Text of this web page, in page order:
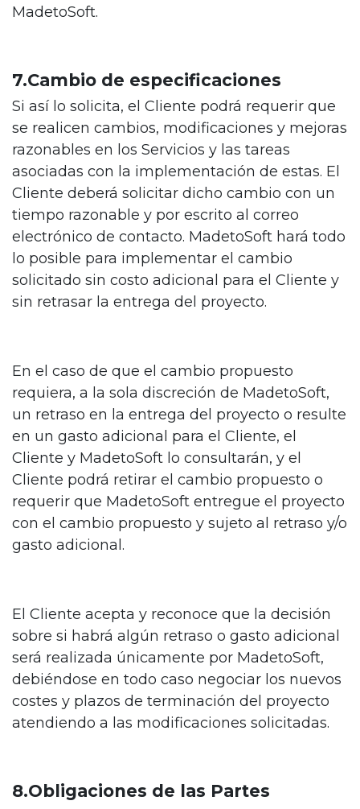
MadetoSoft.
7.Cambio de especificaciones
Si así lo solicita, el Cliente podrá requerir que
se realicen cambios, modificaciones y mejoras
razonables en los Servicios y las tareas
asociadas con la implementación de estas. El
Cliente deberá solicitar dicho cambio con un
tiempo razonable y por escrito al correo
electrónico de contacto. MadetoSoft hará todo
lo posible para implementar el cambio
solicitado sin costo adicional para el Cliente y
sin retrasar la entrega del proyecto.
En el caso de que el cambio propuesto
requiera, a la sola discreción de MadetoSoft,
un retraso en la entrega del proyecto o resulte
en un gasto adicional para el Cliente, el
Cliente y MadetoSoft lo consultarán, y el
Cliente podrá retirar el cambio propuesto o
requerir que MadetoSoft entregue el proyecto
con el cambio propuesto y sujeto al retraso y/o
gasto adicional.
El Cliente acepta y reconoce que la decisión
sobre si habrá algún retraso o gasto adicional
será realizada únicamente por MadetoSoft,
debiéndose en todo caso negociar los nuevos
costes y plazos de terminación del proyecto
atendiendo a las modificaciones solicitadas.
8.Obligaciones de las Partes